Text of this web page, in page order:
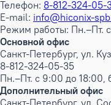
Телефон: 8-812-324-05-
E-mail: info@hiconix-
Режим работы: Пн.–Пт.
Основной офис
Санкт-Петербург, ул.
8-812-324-05-35
Пн.–Пт. с 9:00 до 18:00,
Дополнительный офис
Санкт-Петербург, ул.